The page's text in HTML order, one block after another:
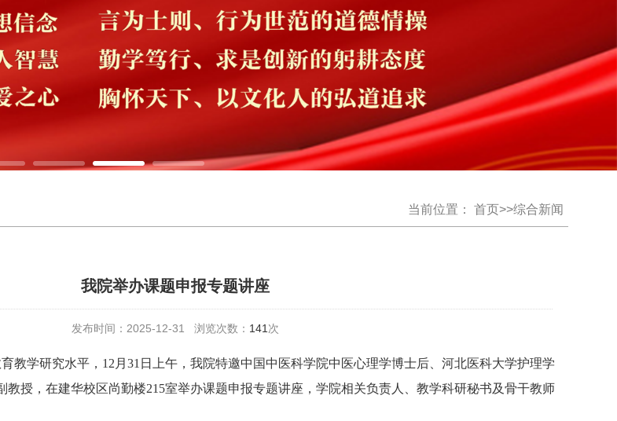
当前位置： 首页>>综合新闻
我院举办课题申报专题讲座
发布时间：2025-12-31 浏览次数： 141 次
教学研究水平， 12月31日上午，我院特邀中国中医科学院中医心理学博士后、河北医科大学护理学
教授，在建华校区尚勤楼215室举办课题申报专题讲座，学院相关负责人、教学科研秘书及骨干教师